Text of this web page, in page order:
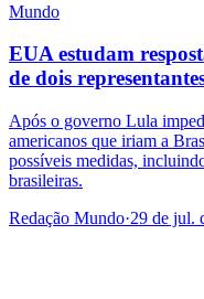
Mundo
EUA estudam
de dois
Após o governo Lula
americanos que iriam a
possíveis medidas,
brasileiras.
Redação Mundo·29 de jul.